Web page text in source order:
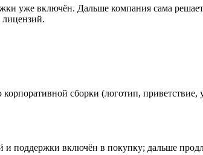
уже включён. Дальше компания сама
сборки (логотип, приветствие,
и поддержки включён в покупку; дальше